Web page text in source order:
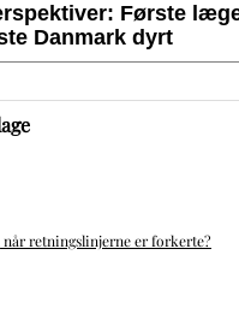
Første
Danmark dyrt
når retningslinjerne er forkerte?